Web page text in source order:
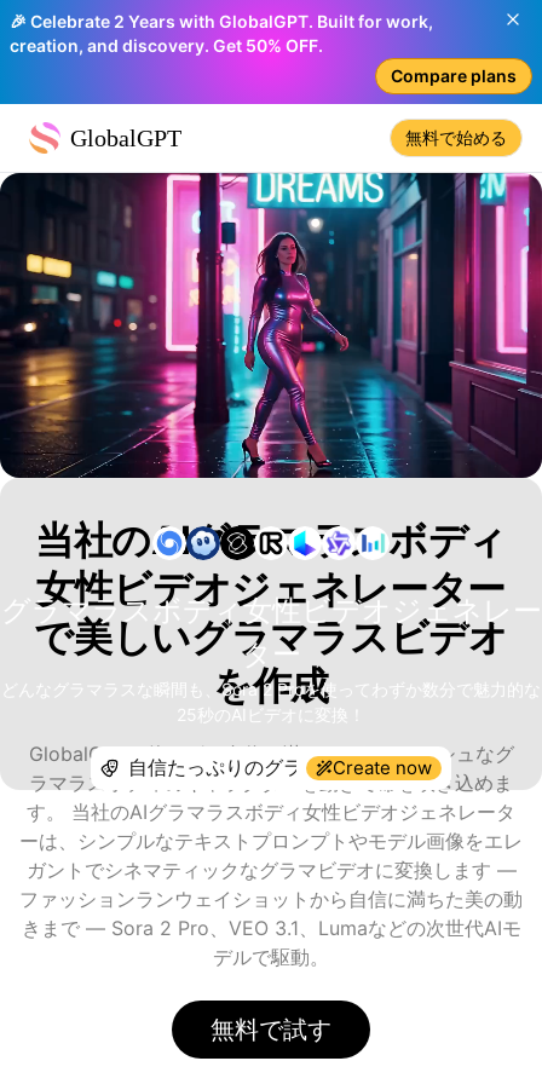
🎉 Celebrate 2 Years with GlobalGPT. Built for work,
creation, and discovery. Get 50% OFF.
Compare plans
GlobalGPT 無料で始める
グラマラスボディ女性ビデオジェネレー
ター
どんなグラマラスな瞬間も、Sora 2 Proを使ってわずか数分で魅力的な
25秒のAIビデオに変換！
Create now
当社のAIグラマラスボディ
女性ビデオジェネレーター
で美しいグラマラスビデオ
を作成
GlobalGPTを使えば、自信に満ちたスタイリッシュなグ
ラマラスボディのキャラクターを動きで命を吹き込めま
す。 当社のAIグラマラスボディ女性ビデオジェネレータ
ーは、シンプルなテキストプロンプトやモデル画像をエレ
ガントでシネマティックなグラマビデオに変換します —
ファッションランウェイショットから自信に満ちた美の動
きまで — Sora 2 Pro、VEO 3.1、Lumaなどの次世代AIモ
デルで駆動。
無料で試す